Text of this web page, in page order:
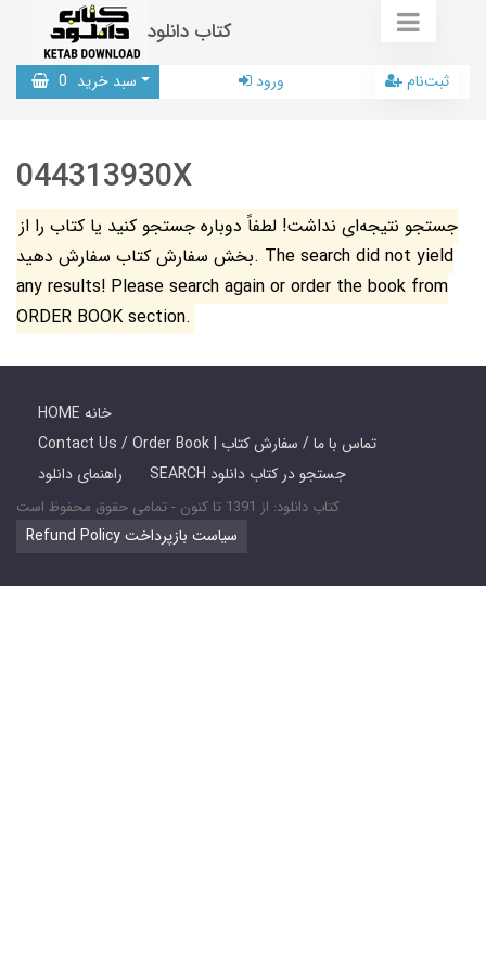
کتاب دانلود
سبد خرید 0 ورود ثبت‌نام
044313930X
جستجو نتیجه‌ای نداشت! لطفاً دوباره جستجو کنید یا کتاب را از
بخش سفارش کتاب سفارش دهید. The search did not yield
any results! Please search again or order the book from
ORDER BOOK section.
HOME خانه
Contact Us / Order Book | تماس با ما / سفارش کتاب
راهنمای دانلود
SEARCH جستجو در کتاب دانلود
کتاب دانلود: از 1391 تا کنون - تمامی حقوق محفوظ است
Refund Policy سیاست بازپرداخت